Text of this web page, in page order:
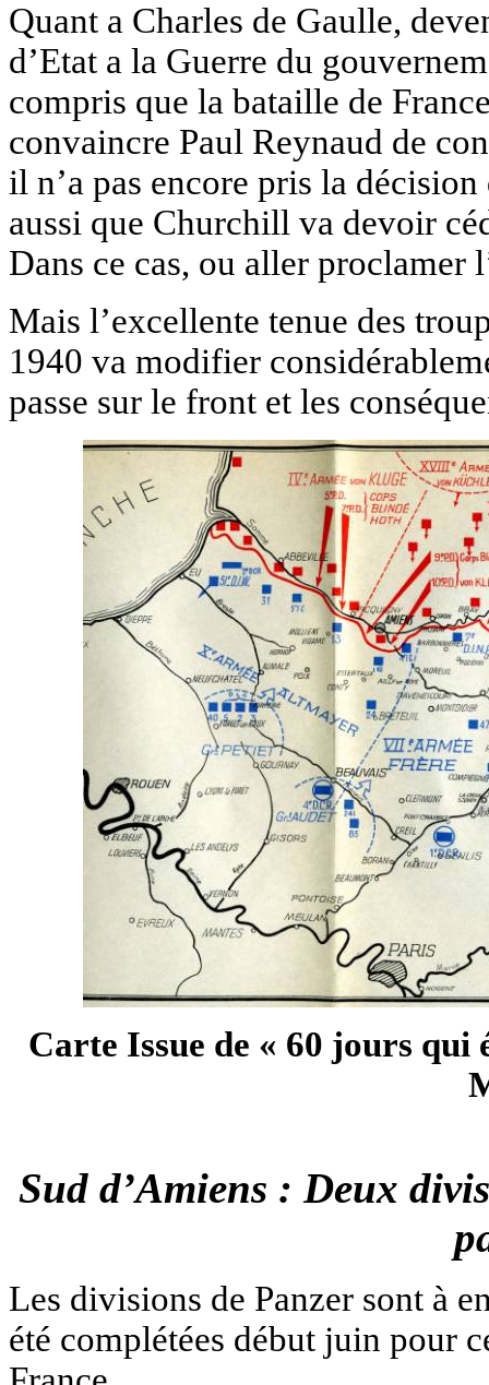
Quant a Charles de Gaulle,
d’Etat a la Guerre du
compris que la bataille de
convaincre Paul Reynaud de
il n’a pas encore pris la
aussi que Churchill va devoir
Dans ce cas, ou aller proclamer
Mais l’excellente tenue des
1940 va modifier
passe sur le front et les
Carte Issue de « 60 jours qui
Sud d’Amiens : Deux
Les divisions de Panzer sont à
été complétées début juin pour